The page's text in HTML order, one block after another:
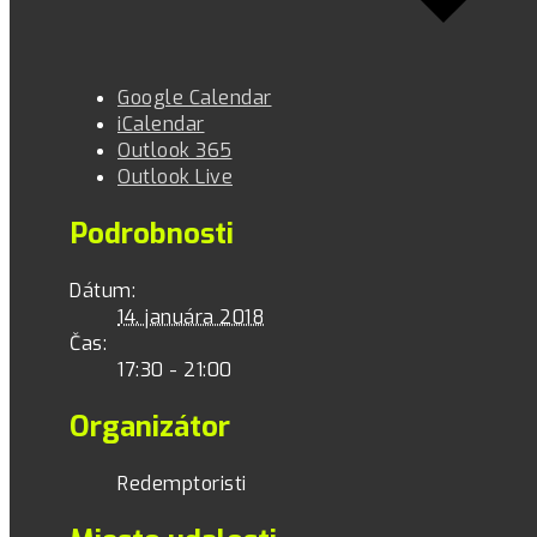
Google Calendar
iCalendar
Outlook 365
Outlook Live
Podrobnosti
Dátum:
14. januára 2018
Čas:
17:30 - 21:00
Organizátor
Redemptoristi